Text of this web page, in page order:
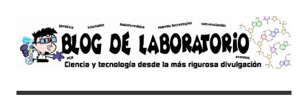
content
Blog